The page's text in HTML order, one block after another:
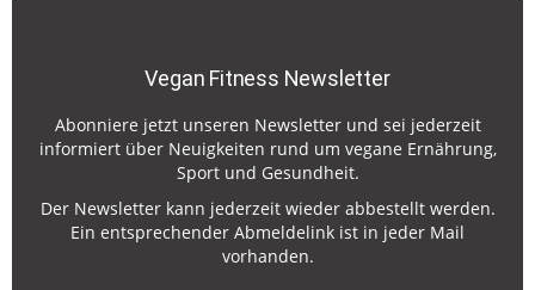
Vegan Fitness Newsletter
Abonniere jetzt unseren Newsletter und sei jederzeit
informiert über Neuigkeiten rund um vegane Ernährung,
Sport und Gesundheit.
Der Newsletter kann jederzeit wieder abbestellt werden.
Ein entsprechender Abmeldelink ist in jeder Mail
vorhanden.